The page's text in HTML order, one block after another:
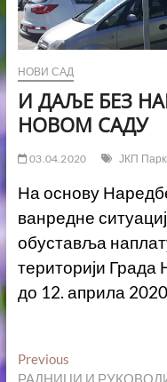
НОВИ САД
И ДАЉЕ БЕЗ
НОВОМ САДУ
03.04.2020 ЈКП
На основу
ванредне
обуставља
територији Града
до 12. априла
Кретање
PreviousPrevious
post:
РАДНИЦИ И